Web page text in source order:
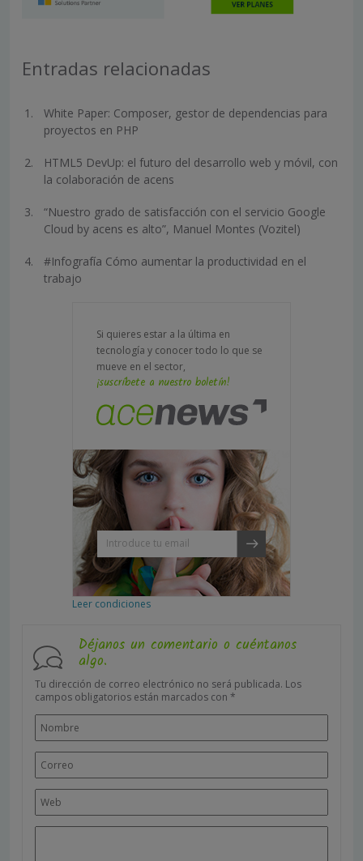
Entradas relacionadas
White Paper: Composer, gestor de dependencias para
proyectos en PHP
HTML5 DevUp: el futuro del desarrollo web y móvil, con
la colaboración de acens
“Nuestro grado de satisfacción con el servicio Google
Cloud by acens es alto”, Manuel Montes (Vozitel)
#Infografía Cómo aumentar la productividad en el
trabajo
Si quieres estar a la última en
tecnología y conocer todo lo que se
mueve en el sector,
¡suscríbete a nuestro boletín!
Leer condiciones
Déjanos un comentario o cuéntanos
algo.
Tu dirección de correo electrónico no será publicada. Los
campos obligatorios están marcados con *